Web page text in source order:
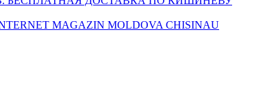
MAGAZIN MOLDOVA CHISINAU